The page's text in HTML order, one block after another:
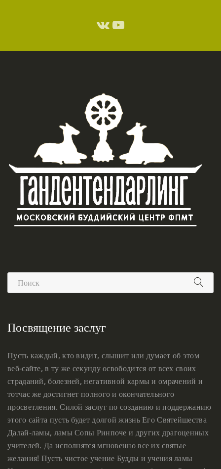
Посвящение заслуг
Пусть каждый, кто видит, слышит или думает об этом
веб-сайте, в ту же секунду освободится от всех своих
страданий, болезней, негативной кармы и омрачений и
тотчас же достигнет полного и окончательного
просветления. Силой заслуг по созданию и поддержанию
этого сайта пусть будет долгой жизнь Его Святейшества
Далай-ламы, ламы Сопы Ринпоче и других драгоценных
учителей. Да исполнятся мгновенно все их святые
желания! Пусть чистое учение Будды и учения ламы